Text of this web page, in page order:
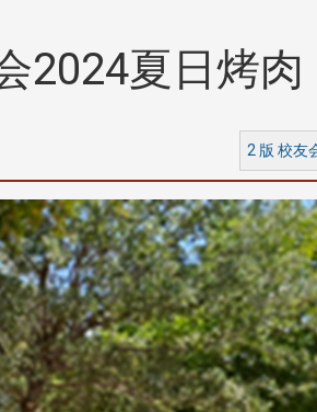
2024夏日烤肉
2 版 校友